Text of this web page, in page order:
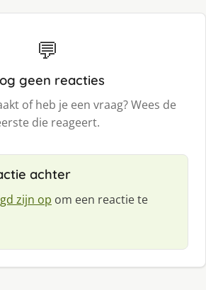
💬
geen reacties
of heb je een vraag? Wees de
die reageert.
achter
zijn op om een reactie te